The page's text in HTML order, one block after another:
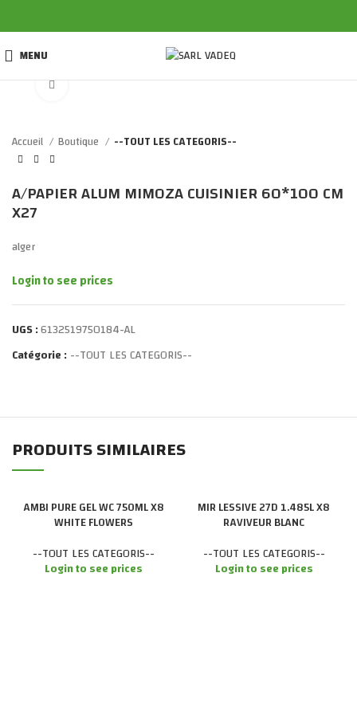
MENU
Click to enlarge
Accueil Boutique --TOUT LES CATEGORIS--
A/PAPIER ALUM MIMOZA CUISINIER 60*100 CM
X27
alger
Login to see prices
UGS :6132519750184-AL
Catégorie :--TOUT LES CATEGORIS--
PRODUITS SIMILAIRES
AMBI PURE GEL WC 750ML X8
WHITE FLOWERS
--TOUT LES CATEGORIS--
Login to see prices
MIR LESSIVE 27D 1.485L X8
RAVIVEUR BLANC
--TOUT LES CATEGORIS--
Login to see prices